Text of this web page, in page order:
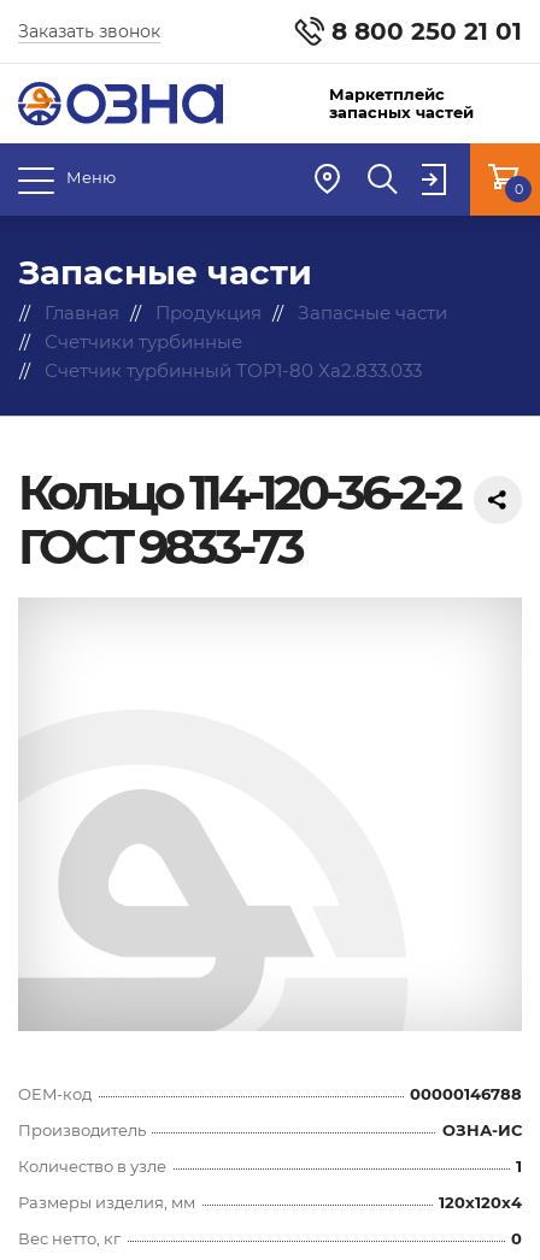
8 800 250 21 01
Заказать звонок
Маркетплейс
запасных частей
Меню
0
Запасные части
Главная Продукция
Запасные части
Счетчики турбинные
Счетчик турбинный ТОР1-80 Ха2.833.033
Кольцо 114-120-36-2-2
ГОСТ 9833-73
OEM-код
00000146788
Производитель
ОЗНА-ИС
Количество в узле
1
Размеры изделия, мм
120x120x4
Вес нетто, кг
0